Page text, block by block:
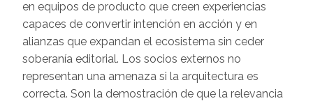
en equipos de producto que creen experiencias
capaces de convertir intención en acción y en
alianzas que expandan el ecosistema sin ceder
soberanía editorial. Los socios externos no
representan una amenaza si la arquitectura es
correcta. Son la demostración de que la relevancia